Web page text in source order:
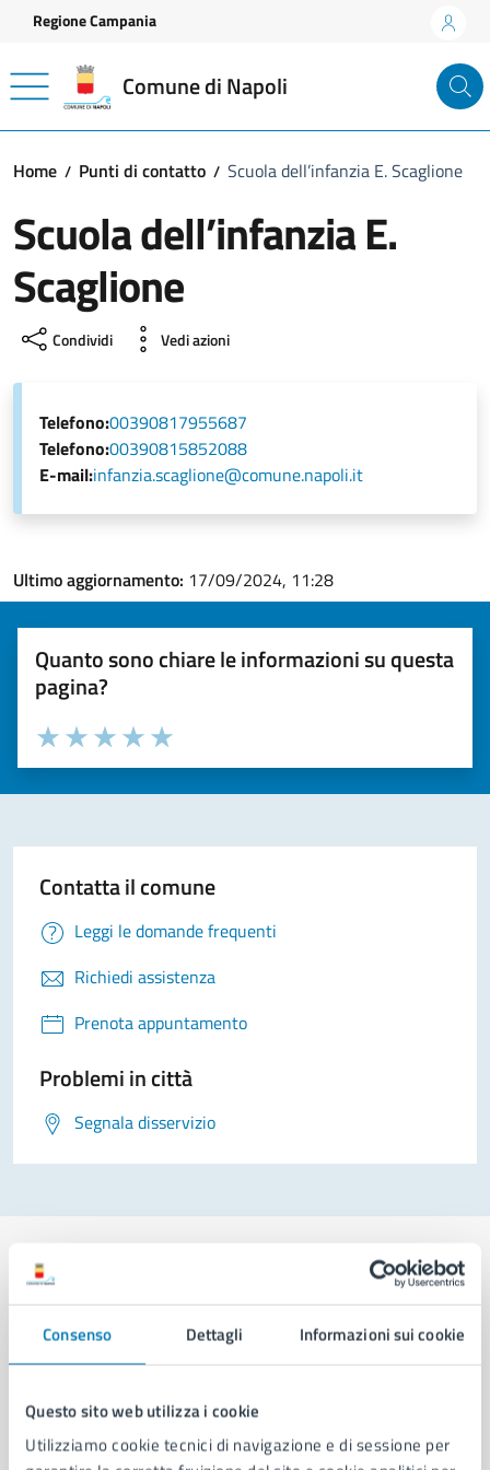
Consenso Dettagli Informazioni sui cookie
Questo sito web utilizza i cookie
Utilizziamo cookie tecnici di navigazione e di sessione per
Vai ai contenuti
Vai al footer
Regione Campania
Comune di Napoli
Home Punti di contatto Scuola dell’infanzia E. Scaglione
Scuola dell’infanzia E.
Scaglione
Condividi Vedi azioni
Telefono:00390817955687
Telefono:00390815852088
E-mail:infanzia.scaglione@comune.napoli.it
Ultimo aggiornamento: 17/09/2024, 11:28
Quanto sono chiare le informazioni su questa
pagina?
Valuta la chiarezza delle informazioni (da 1 a 5 stelle)
Seleziona il numero di stelle per valutare la chiarezza delle
Valuta 5 stelle su 5
Valuta 4 stelle su 5
Valuta 3 stelle su 5
Valuta 2 stelle su 5
Valuta 1 stelle su 5
Contatta il comune
Leggi le domande frequenti
Richiedi assistenza
Prenota appuntamento
Problemi in città
Segnala disservizio
Comune di Napoli
AMMINISTRAZIONE
Aree amministrative
Organi di governo